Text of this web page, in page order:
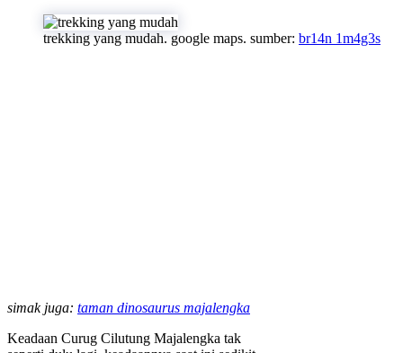
trekking yang mudah. google maps. sumber: br14n 1m4g3s
simak juga: taman dinosaurus majalengka
Keadaan Curug Cilutung Majalengka tak